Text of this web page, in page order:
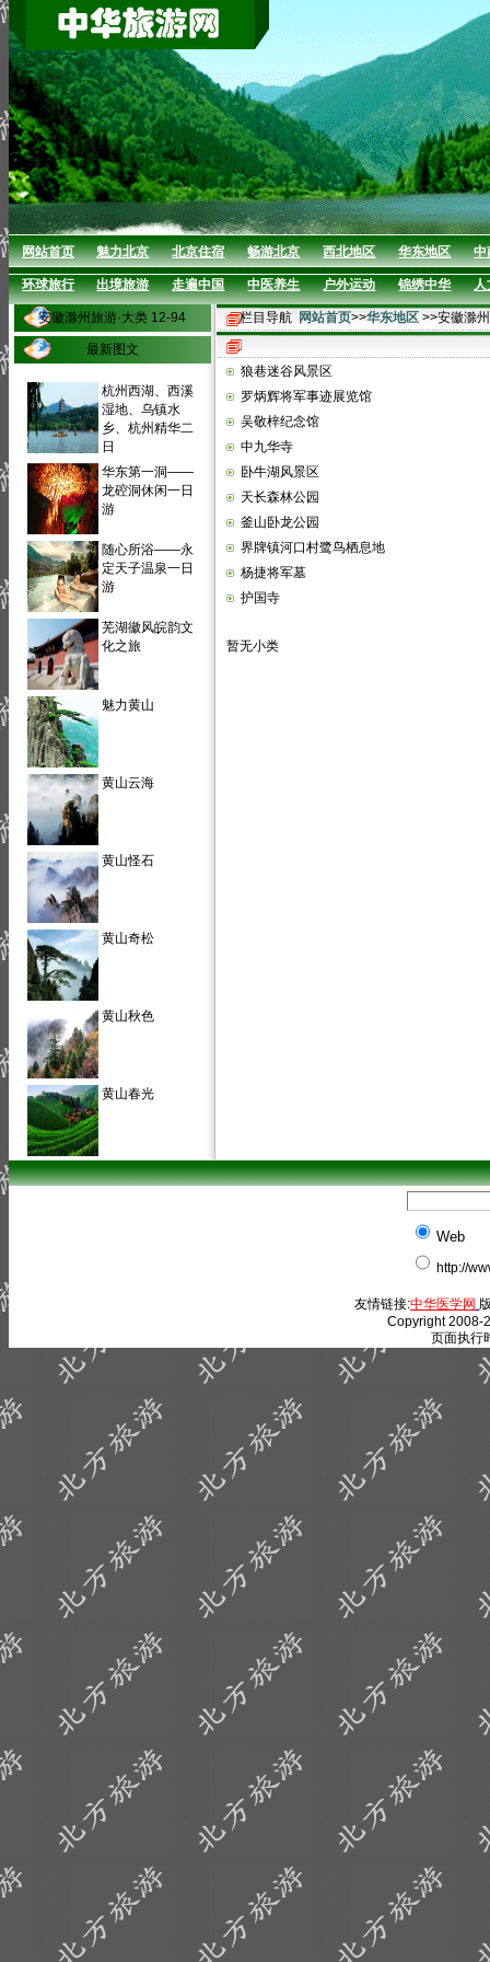
网站首页 魅力北京 北京住宿 畅游北京 西北地区 华东地区 中
环球旅行 出境旅游 走遍中国 中医养生 户外运动 锦绣中华 人
安徽滁州旅游·大类 12-94
最新图文
杭州西湖、西溪
湿地、乌镇水
乡、杭州精华二
日
华东第一洞——
龙硿洞休闲一日
游
随心所浴——永
定天子温泉一日
游
芜湖徽风皖韵文
化之旅
魅力黄山
黄山云海
黄山怪石
黄山奇松
黄山秋色
黄山春光
栏目导航 网站首页>>华东地区 >>安徽滁
狼巷迷谷风景区
罗炳辉将军事迹展览馆
吴敬梓纪念馆
中九华寺
卧牛湖风景区
天长森林公园
釜山卧龙公园
界牌镇河口村鹭鸟栖息地
杨捷将军墓
护国寺
暂无小类
Web
http://
友情链接:中华医学网
Copyright 2008-
页面执行